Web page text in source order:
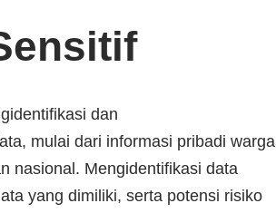
dan
mulai dari informasi pribadi warga
nasional. Mengidentifikasi data
yang dimiliki, serta potensi risiko